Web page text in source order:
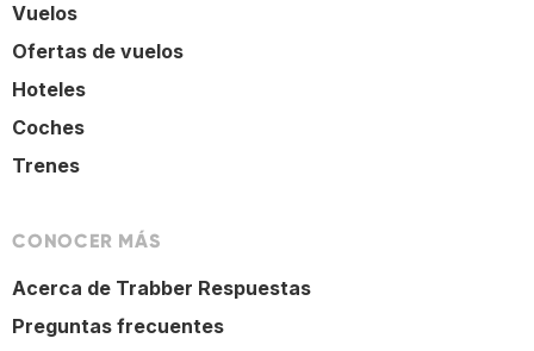
Vuelos
Ofertas de vuelos
Hoteles
Coches
Trenes
CONOCER MÁS
Acerca de Trabber Respuestas
Preguntas frecuentes